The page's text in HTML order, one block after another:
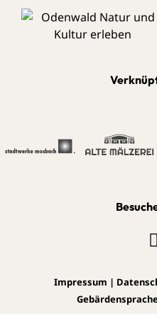
Impressum |